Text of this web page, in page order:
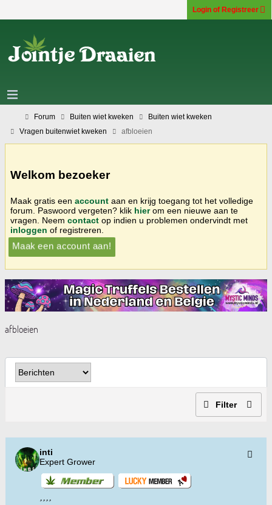
Login of Registreer
Forum Buiten wiet kweken
Buiten wiet kweken
Vragen buitenwiet kweken
afbloeien
Welkom bezoeker
Maak gratis een account aan en krijg toegang tot het volledige
forum. Paswoord vergeten? klik hierom een nieuwe aan te
vragen. Neem contact op indien u problemen ondervindt met
inloggen of registreren.
Maak een account aan!
afbloeien
Filter
inti
Expert Grower